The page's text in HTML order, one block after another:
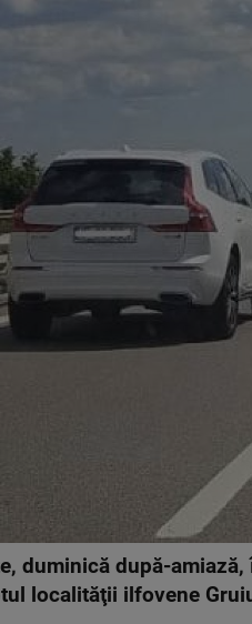
duminică după-
localităţii ilfovene